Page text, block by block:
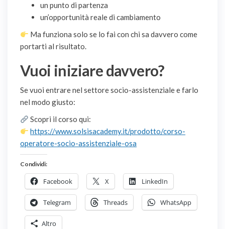
un punto di partenza
un’opportunità reale di cambiamento
Ma funziona solo se lo fai con chi sa davvero come
portarti al risultato.
Vuoi iniziare davvero?
Se vuoi entrare nel settore socio-assistenziale e farlo
nel modo giusto:
Scopri il corso qui:
https://www.solsisacademy.it/prodotto/corso-
operatore-socio-assistenziale-osa
Condividi:
Facebook X LinkedIn
Telegram Threads WhatsApp
Altro